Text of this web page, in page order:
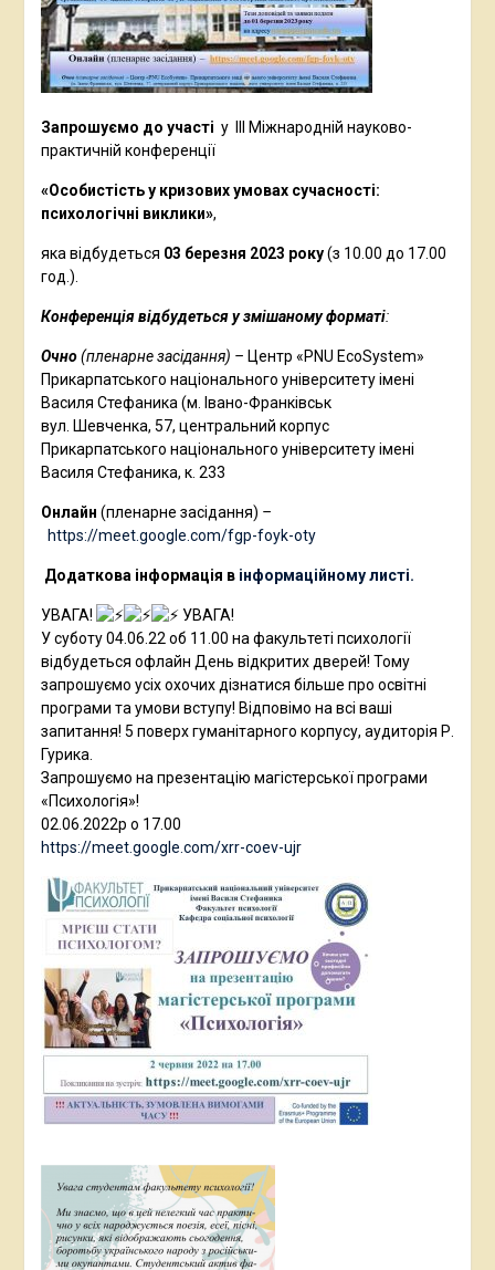
Запрошуємо до участі у ІІІ Міжнародній науково-
практичній конференції
«Особистість у кризових умовах сучасності:
психологічні виклики»,
яка відбудеться 03 березня 2023 року(з 10.00 до 17.00
год.).
Конференція відбудеться у змішаному форматі:
Очно(пленарне засідання) – Центр «PNU EcoSystem»
Прикарпатського національного університету імені
Василя Стефаника (м. Івано-Франківськ
вул. Шевченка, 57, центральний корпус
Прикарпатського національного університету імені
Василя Стефаника, к. 233
Онлайн (пленарне засідання) –
https://meet.google.com/fgp-foyk-oty
Додаткова інформація в інформаційному листі.
УВАГА!
УВАГА!
У суботу 04.06.22 об 11.00 на факультеті психології
відбудеться офлайн День відкритих дверей! Тому
запрошуємо усіх охочих дізнатися більше про освітні
програми та умови вступу! Відповімо на всі ваші
запитання! 5 поверх гуманітарного корпусу, аудиторія Р.
Гурика.
Запрошуємо на презентацію магістерської програми
«Психологія»!
02.06.2022р о 17.00
https://meet.google.com/xrr-coev-ujr